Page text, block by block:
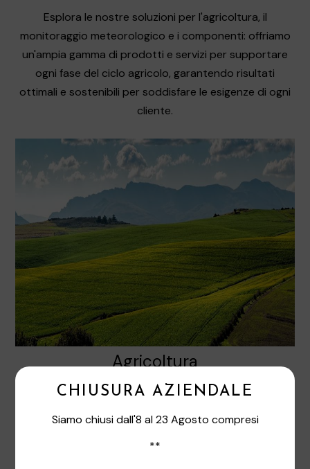
CHIUSURA AZIENDALE
Siamo chiusi dall'8 al 23 Agosto compresi
**
Esplora le nostre soluzioni per l'agricoltura, il
monitoraggio meteorologico e i componenti: offriamo
un'ampia gamma di prodotti e servizi per supportare
ogni fase del ciclo agricolo, garantendo risultati
ottimali e sostenibili per soddisfare le esigenze di ogni
cliente.
Agricoltura